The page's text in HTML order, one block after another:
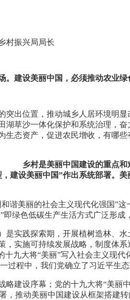
村振兴局局长
建设美丽中国，必须推动农业
出位置，推动城乡人居环境明
草沙一体化保护和系统治理，
态资产，促进农民增收，有哪
乡村是美丽中国建设的重点
建设美丽中国”作出系统部署
谐美丽的社会主义现代化强国”
绿色低碳生产生活方式广泛形
实践探索期，开展植树造林、
实施可持续发展战略，制度体
九大将“美丽”写入社会主义现
过程中，我们党确立了习近平生
建设序幕；党的十九大将“美丽
，推动美丽中国建设从框架搭